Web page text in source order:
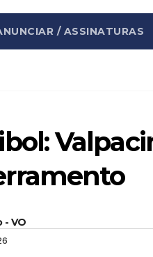
/ ASSINATURAS
- VO